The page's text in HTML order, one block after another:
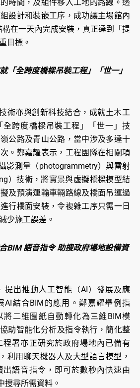
時間，及組件移入工地的路線。透
設計和裝嵌工序，成功讓主場館內
在一天內完成安裝，真正達到「提
目標。
「全跨度橋樑吊裝工程」「世一」
術亦與創新科技結合，成就土木工
全跨度橋樑吊裝工程」「世一」技
公路及青山公路，當中涉及多達十
。鄭嘉耀表示，工程團隊在相關項
影測量（photogrammetry）與雷射
）技術，將實景與虛擬橋樑模型結
及預演運輸車輛路線及橋面吊運過
行橋面安裝，令複雜工序只需一日
少施工誤差。
BIM 語音指令 助搜政府場地設備資
提出推動人工智能（AI）發展及應
AI結合BIM的應用。鄭嘉耀舉例指
將二維圖紙自動轉化為三維BIM模
助智能化分析及指令執行，簡化整
程署亦正研究於政府場地內已備有
利用聊天機器人及大型語言模型，
出語音指令，即可於數秒內快速由
搜尋所需資料。